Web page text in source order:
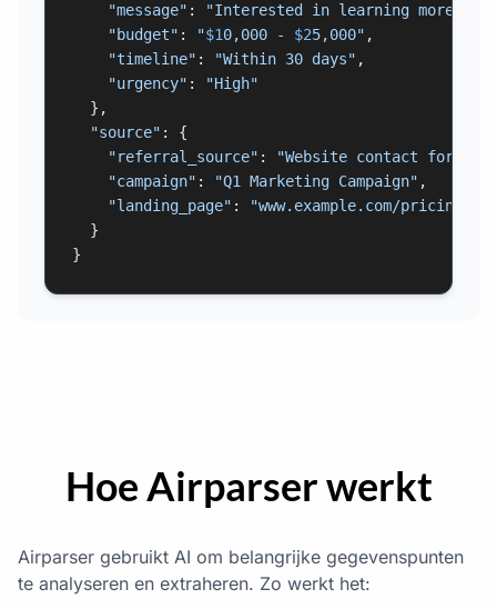
"message" :
"Interested in learning more
"budget" : "$10,000 - $25,000" ,
"timeline" : "Within 30 days" ,
"urgency" :
"High"
  },
"source" : {
"referral_source" : "Website contact form"
"campaign" : "Q1 Marketing Campaign" ,
"landing_page" :
"www.example.com/pricing"
  }
}
Hoe Airparser werkt
Airparser gebruikt AI om belangrijke gegevenspunten
te analyseren en extraheren. Zo werkt het: